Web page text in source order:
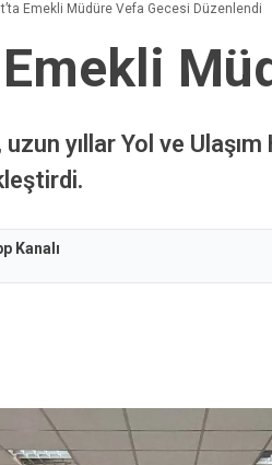
Emekli Müdüre Vefa Gecesi Düzenlendi
yıllar Yol ve
Kanalı